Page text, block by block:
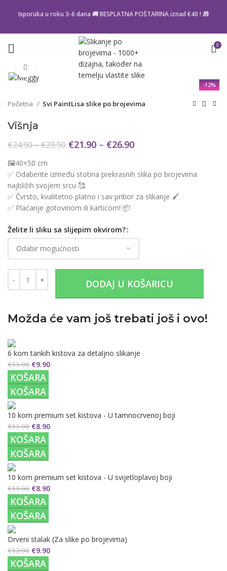
Isporuka u roku 3-6 dana 🚚 BESPLATNA POŠTARINA iznad €40 ! 🎁
0
-12%
Click to enlarge
Početna Svi PaintLisa slike po brojevima
Višnja
€24.90–€29.90 €21.90 – €26.90
🖼️40×50 cm
✅ Odaberite između stotina prekrasnih slika po brojevima
najbližih svojem srcu 🥰
✅ Čvrsto, kvalitetno platno i sav pribor za slikanje 🖌️
✅ Plaćanje gotovinom ili karticom! 📦
Želite li sliku sa slijepim okvirom?
DODAJ U KOŠARICU
Možda će vam još trebati još i ovo!
6 kom tankih kistova za detaljno slikanje
€11.90 €9.90
KOŠARA
KOŠARA
10 kom premium set kistova - U tamnocrvenoj boji
€11.90 €8.90
KOŠARA
KOŠARA
10 kom premium set kistova - U svijetloplavoj boji
€11.90 €8.90
KOŠARA
KOŠARA
Drveni stalak (Za slike po brojevima)
€12.90 €9.90
KOŠARA